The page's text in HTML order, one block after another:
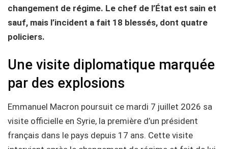
changement de régime. Le chef de l’État est sain et
sauf, mais l’incident a fait 18 blessés, dont quatre
policiers.
Une visite diplomatique marquée
par des explosions
Emmanuel Macron poursuit ce mardi 7 juillet 2026 sa
visite officielle en Syrie, la première d’un président
français dans le pays depuis 17 ans. Cette visite